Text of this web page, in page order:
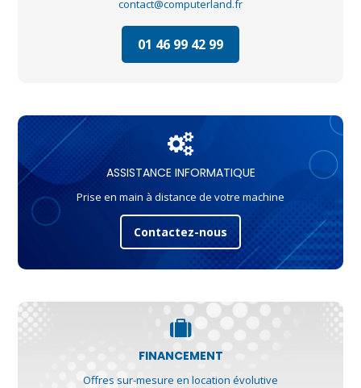
contact@computerland.fr
01 46 99 42 99
ASSISTANCE INFORMATIQUE
Prise en main à distance de votre machine
Contactez-nous
FINANCEMENT
Offres sur-mesure en location évolutive